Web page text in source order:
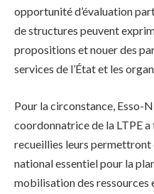
opportunité d’évaluation
de structures peuvent
propositions et nouer des
services de l’État et les
Pour la circonstance, Esso-
coordonnatrice de la LTPE
recueillies leurs
national essentiel pour la
mobilisation des ressources